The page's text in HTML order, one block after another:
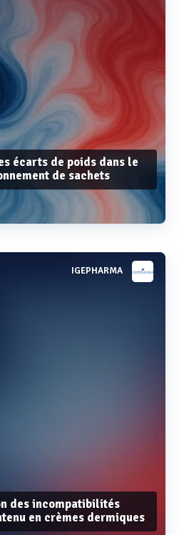
écarts de poids dans le
de sachets
IGEPHARMA
des incompatibilités
en crèmes dermiques